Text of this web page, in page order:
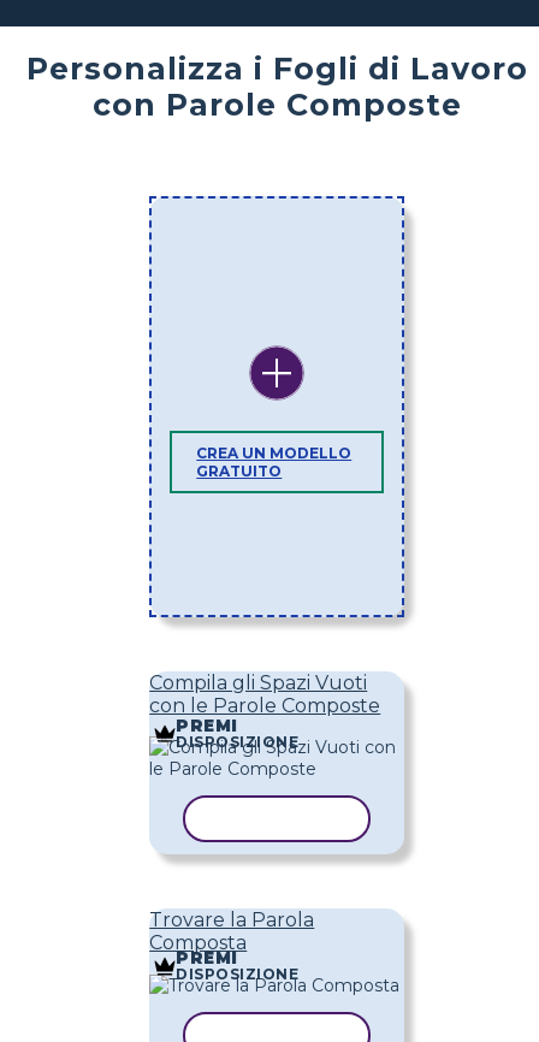
Personalizza i Fogli di Lavoro
con Parole Composte
CREA UN MODELLO
GRATUITO
Compila gli Spazi Vuoti
con le Parole Composte
PREMI
DISPOSIZIONE
Trovare la Parola
Composta
PREMI
DISPOSIZIONE